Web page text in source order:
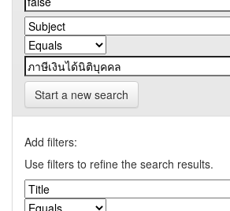
Start a new search
Add filters:
Use filters to refine the search results.